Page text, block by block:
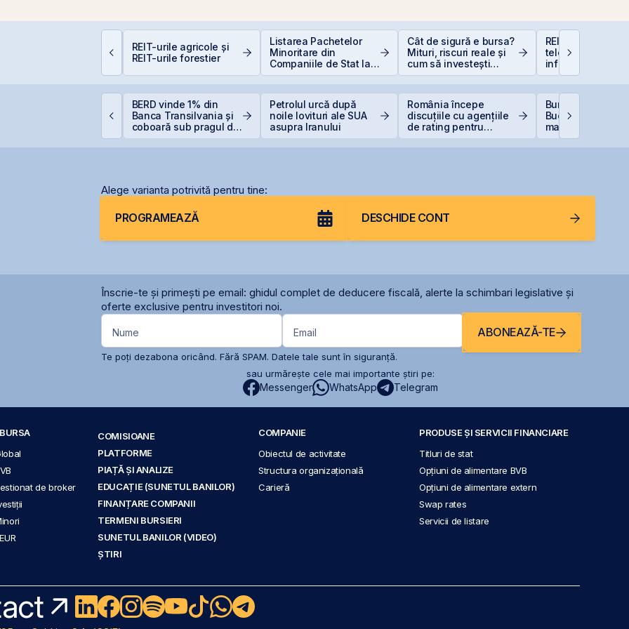
REIT-urile agricole și
REIT-urile forestier
Listarea Pachetelor
Minoritare din
Companiile de Stat la
BVB – Soluție pentru
Cât de sigură e bursa?
Mituri, riscuri reale și
cum să investești
inteligent
REIT-urile de
telecomunicații -
infrastructurii
BERD vinde 1% din
Banca Transilvania și
coboară sub pragul de
Petrolul urcă după
noile lovituri ale SUA
asupra Iranului
România începe
discuțiile cu agențiile
de rating pentru
Bursa de Valori
București devine
mai performantă
din lume
Alege varianta potrivită pentru tine:
PROGRAMEAZĂ DESCHIDE CONT
Înscrie-te și primești pe email: ghidul complet de deducere fiscală, alerte la schimbari legislative și
oferte exclusive pentru investitori noi.
Nume Email ABONEAZĂ-TE
Te poți dezabona oricând. Fără SPAM. Datele tale sunt în siguranță.
sau urmărește cele mai importante știri pe:
Messenger WhatsApp Telegram
de broker
COMISIOANE
PLATFORME
PIAȚĂ ȘI ANALIZE
EDUCAȚIE (SUNETUL BANILOR)
FINANȚARE COMPANII
TERMENI BURSIERI
SUNETUL BANILOR (VIDEO)
ȘTIRI
COMPANIE
Obiectul de activitate
Structura organizațională
Carieră
PRODUSE ȘI SERVICII FINANCIARE
Titluri de stat
Opțiuni de alimentare BVB
Opțiuni de alimentare extern
Swap rates
Servicii de listare